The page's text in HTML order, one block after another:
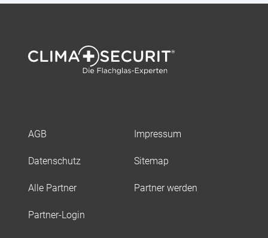
AGB Impressum
Datenschutz Sitemap
Alle Partner Partner werden
Partner-Login